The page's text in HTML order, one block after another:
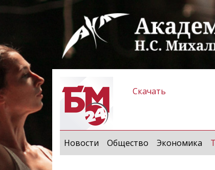
Скачать
Новости Общество Экономика